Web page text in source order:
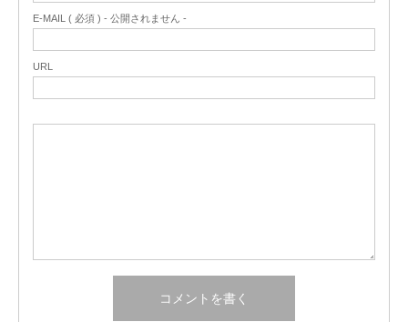
E-MAIL ( 必須 ) - 公開されません -
URL